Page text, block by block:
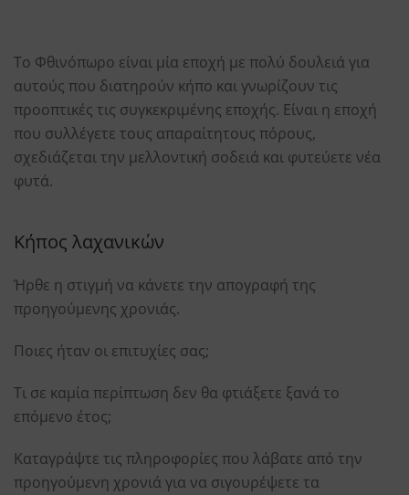
ΑΧΑΝΙΚΆ Τ
ΟΥ Κ
ΉΠΟΥ Σ
Ο Φ
ΘΙΝΌΠΩΡΟ.
Το Φθινόπωρο είναι μία εποχή με πολύ δουλειά για
αυτούς που διατηρούν κήπο και γνωρίζουν τις
προοπτικές τις συγκεκριμένης εποχής. Είναι η εποχή
που συλλέγετε τους απαραίτητους πόρους,
σχεδιάζεται την μελλοντική σοδειά και φυτεύετε νέα
φυτά.
Κήπος λαχανικών
Ήρθε η στιγμή να κάνετε την απογραφή της
προηγούμενης χρονιάς.
Ποιες ήταν οι επιτυχίες σας;
Τι σε καμία περίπτωση δεν θα φτιάξετε ξανά το
επόμενο έτος;
Καταγράψτε τις πληροφορίες που λάβατε από την
προηγούμενη χρονιά για να σιγουρέψετε τα